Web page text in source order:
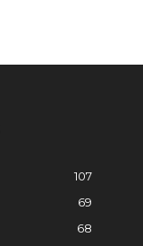
107
69
68